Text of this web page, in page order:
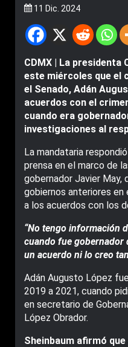
11 Dic. 2024
CDMX | La presidenta
este miércoles que el
el Senado, Adán
acuerdos con el
cuando era
investigaciones al
La mandataria
prensa en el marco de
gobernador Javier May,
gobiernos anteriores
a los acuerdos con los
“No tengo información
cuando fue gobernador
un acuerdo ni lo creo
Adán Augusto López
2019 a 2021, cuando
en secretario de
López Obrador.
Sheinbaum afirmó